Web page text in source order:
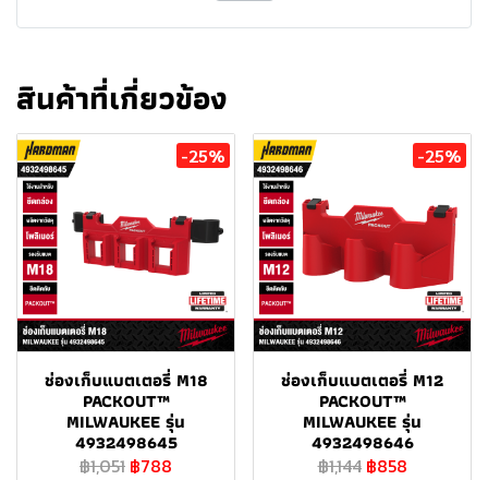
สินค้าที่เกี่ยวข้อง
-25%
ช่องเก็บแบตเตอรี่ M18
PACKOUT™
MILWAUKEE รุ่น
4932498645
฿1,051 ฿788
-25%
ช่องเก็บแบตเตอรี่ M12
PACKOUT™
MILWAUKEE รุ่น
4932498646
฿1,144 ฿858